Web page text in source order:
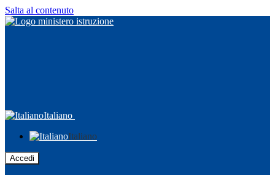
Salta al contenuto
Italiano
Italiano
Accedi